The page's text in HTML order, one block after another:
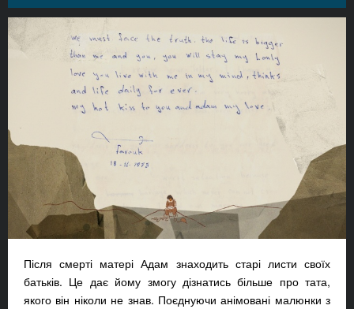
Після смерті матері Адам знаходить старі листи своїх
батьків. Це дає йому змогу дізнатись більше про тата,
якого він ніколи не знав. Поєднуючи анімовані малюнки з